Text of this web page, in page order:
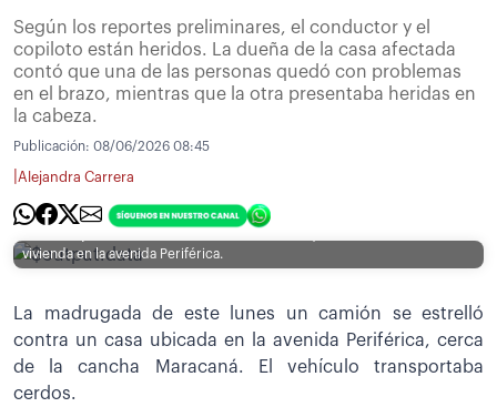
Según los reportes preliminares, el conductor y el
copiloto están heridos. La dueña de la casa afectada
contó que una de las personas quedó con problemas
en el brazo, mientras que la otra presentaba heridas en
la cabeza.
Publicación: 08/06/2026 08:45
Alejandra Carrera
vivienda en la avenida Periférica.
La madrugada de este lunes un camión se estrelló
contra un casa ubicada en la avenida Periférica, cerca
de la cancha Maracaná. El vehículo transportaba
cerdos.